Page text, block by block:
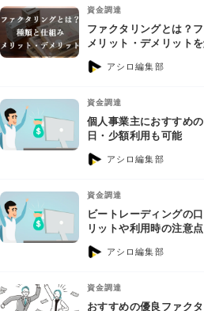
資金調達
ファクタリングとは？
メリット・デメリット
アシロ編集部
資金調達
個人事業主におすすめ
日・少額利用も可能
アシロ編集部
資金調達
ビートレーディングの
リットや利用時の注意
アシロ編集部
資金調達
おすすめの優良ファク